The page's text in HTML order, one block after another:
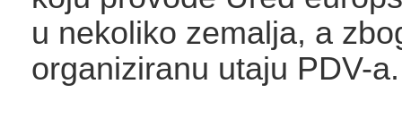
u nekoliko zemalja, a
organiziranu utaju PDV-a.